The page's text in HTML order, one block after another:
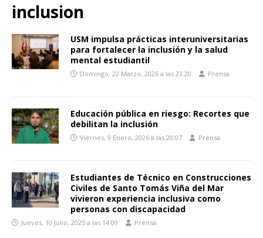
inclusion
USM impulsa prácticas interuniversitarias
para fortalecer la inclusión y la salud
mental estudiantil
Domingo, 22 Marzo, 2026 a las 23:20 Prensa
Educación pública en riesgo: Recortes que
debilitan la inclusión
Viernes, 9 Enero, 2026 a las 20:07 Prensa
Estudiantes de Técnico en Construcciones
Civiles de Santo Tomás Viña del Mar
vivieron experiencia inclusiva como
personas con discapacidad
Jueves, 10 Julio, 2025 a las 14:09 Prensa